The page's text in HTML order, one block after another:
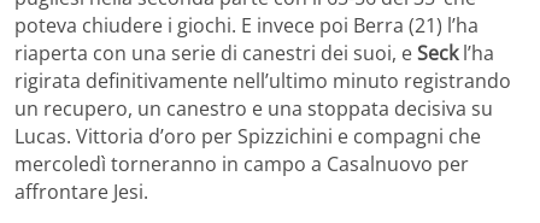
poteva chiudere i giochi. E invece poi Berra (21) l’ha
riaperta con una serie di canestri dei suoi, eSeckl’ha
rigirata definitivamente nell’ultimo minuto registrando
un recupero, un canestro e una stoppata decisiva su
Lucas. Vittoria d’oro per Spizzichini e compagni che
mercoledì torneranno in campo a Casalnuovo per
affrontare Jesi.